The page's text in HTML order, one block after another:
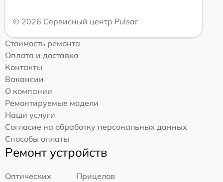
© 2026 Сервисный центр Pulsar
Стоимость ремонта
Оплата и доставка
Контакты
Вакансии
О компании
Ремонтируемые модели
Наши услуги
Согласие на обработку персональных данных
Способы оплаты
Ремонт устройств
Оптических
Прицелов